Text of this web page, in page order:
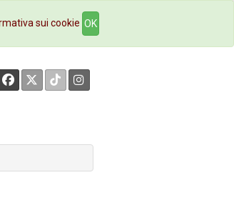
Contattisui cookie OK